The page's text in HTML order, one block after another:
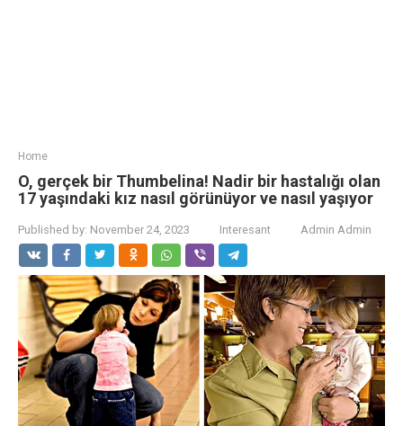
Home
O, gerçek bir Thumbelina! Nadir bir hastalığı olan
17 yaşındaki kız nasıl görünüyor ve nasıl yaşıyor
Published by: November 24, 2023 Interesant Admin Admin